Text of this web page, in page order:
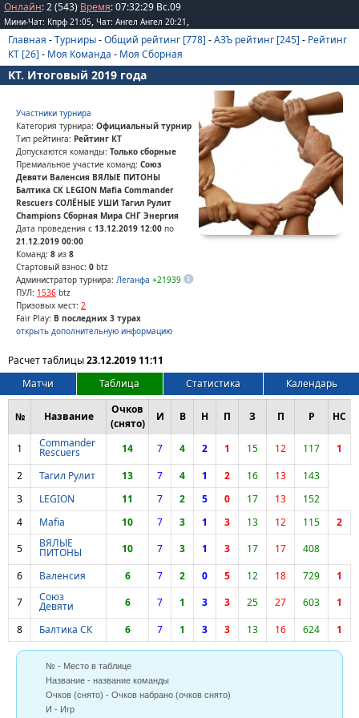
Онлайн: 2 (543) Время:07:32:29 Вс.09
Мини-Чат: Кпрф 21:05, Чат: Ангел Ангел 20:21 ,
Главная -Турниры-Общий рейтинг [778] -АЗЪ рейтинг [245] - Рейтинг
КТ [26] - Моя Команда - Моя Сборная
КТ. Итоговый 2019 года
Участники турнира
Категория турнира: Официальный турнир
Тип рейтинга: Рейтинг КТ
Допускаются команды: Только сборные
Премиальное участие команд: Союз
Девяти Валенсия ВЯЛЫЕ ПИТОНЫ
Балтика СК LEGION Mafia Commander
Rescuers СОЛЁНЫЕ УШИ Тагил Рулит
Champions Сборная Мира СНГ Энергия
Дата проведения с 13.12.2019 12:00 по
21.12.2019 00:00
Команд: 8 из 8
Стартовый взнос: 0 btz
Администратор турнира: Леганфа +21939
ПУЛ: 1536 btz
Призовых мест: 2
Fair Play: В последних 3 турах
открыть дополнительную информацию
Расчет таблицы23.12.2019 11:11
Матчи
Таблица Статистика Календарь
№ Название
Очков
(снято)
И В Н П З П Р НС
1 Commander
Rescuers 14 7 4 2 1 15 12 117
1
2
Тагил Рулит 13 7 4 1 2 16 13
143
3
LEGION 11 7 2 5 0 17 13
152
4
Mafia 10 7 3 1 3 13 12 115
2
5
ВЯЛЫЕ
ПИТОНЫ 10 7 3 1 3 17 17
408
6
Валенсия 6 7 2 0 5 12 18 729
1
7
Союз
Девяти 6 7 1 3 3 25 27 603
1
8
Балтика СК 6 7 1 3 3 13 16 624 1
№ - Место в таблице
Название - название команды
Очков (снято) - Очков набрано (очков снято)
И - Игр